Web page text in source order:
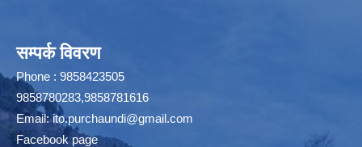
सम्पर्क विवरण
Phone : 9858423505
9858780283,9858781616
Email:ito.purchaundi@gmail.com
Facebook page